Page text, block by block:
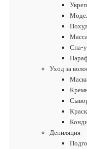
Спа-
Уход за
Депиляция